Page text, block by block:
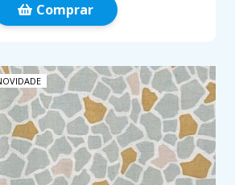
Comprar